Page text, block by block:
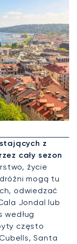
Na
z
cały sezon
życie
mogą tu
odwiedzać
Jondal lub
według
często
Santa